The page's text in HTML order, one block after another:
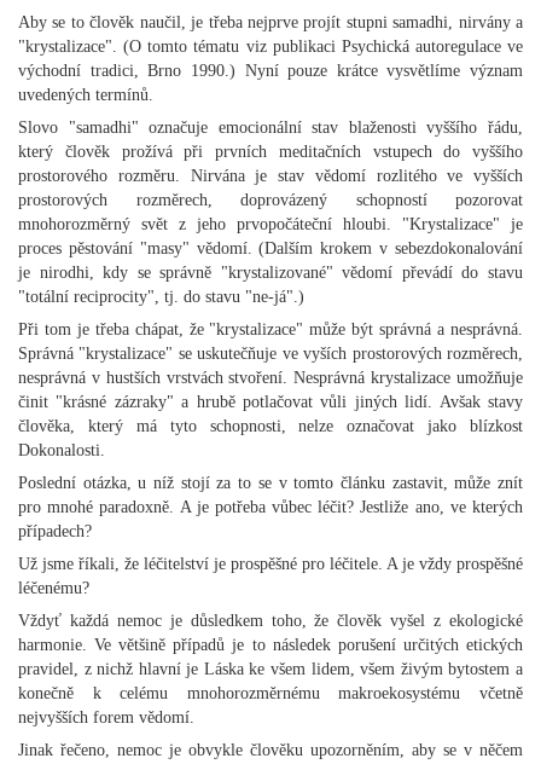
Aby se to člověk naučil, je třeba nejprve projít stupni samadhi, nirvány a
"krystalizace". (O tomto tématu viz publikaci Psychická autoregulace ve
východní tradici, Brno 1990.) Nyní pouze krátce vysvětlíme význam
uvedených termínů.
Slovo "samadhi" označuje emocionální stav blaženosti vyššího řádu,
který člověk prožívá při prvních meditačních vstupech do vyššího
prostorového rozměru. Nirvána je stav vědomí rozlitého ve vyšších
prostorových rozměrech, doprovázený schopností pozorovat
mnohorozměrný svět z jeho prvopočáteční hloubi. "Krystalizace" je
proces pěstování "masy" vědomí. (Dalším krokem v sebezdokonalování
je nirodhi, kdy se správně "krystalizované" vědomí převádí do stavu
"totální reciprocity", tj. do stavu "ne-já".)
Při tom je třeba chápat, že "krystalizace" může být správná a nesprávná.
Správná "krystalizace" se uskutečňuje ve vyších prostorových rozměrech,
nesprávná v hustších vrstvách stvoření. Nesprávná krystalizace umožňuje
činit "krásné zázraky" a hrubě potlačovat vůli jiných lidí. Avšak stavy
člověka, který má tyto schopnosti, nelze označovat jako blízkost
Dokonalosti.
Poslední otázka, u níž stojí za to se v tomto článku zastavit, může znít
pro mnohé paradoxně. A je potřeba vůbec léčit? Jestliže ano, ve kterých
případech?
Už jsme říkali, že léčitelství je prospěšné pro léčitele. A je vždy prospěšné
léčenému?
Vždyť každá nemoc je důsledkem toho, že člověk vyšel z ekologické
harmonie. Ve většině případů je to následek porušení určitých etických
pravidel, z nichž hlavní je Láska ke všem lidem, všem živým bytostem a
konečně k celému mnohorozměrnému makroekosystému včetně
nejvyšších forem vědomí.
Jinak řečeno, nemoc je obvykle člověku upozorněním, aby se v něčem